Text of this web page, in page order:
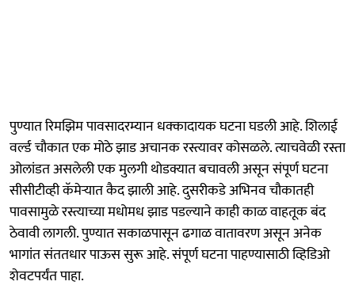
पुण्यात रिमझिम पावसादरम्यान धक्कादायक घटना घडली आहे. शिलाई
वर्ल्ड चौकात एक मोठे झाड अचानक रस्त्यावर कोसळले. त्याचवेळी रस्ता
ओलांडत असलेली एक मुलगी थोडक्यात बचावली असून संपूर्ण घटना
सीसीटीव्ही कॅमेऱ्यात कैद झाली आहे. दुसरीकडे अभिनव चौकातही
पावसामुळे रस्त्याच्या मधोमध झाड पडल्याने काही काळ वाहतूक बंद
ठेवावी लागली. पुण्यात सकाळपासून ढगाळ वातावरण असून अनेक
भागांत संततधार पाऊस सुरू आहे. संपूर्ण घटना पाहण्यासाठी व्हिडिओ
शेवटपर्यंत पाहा.